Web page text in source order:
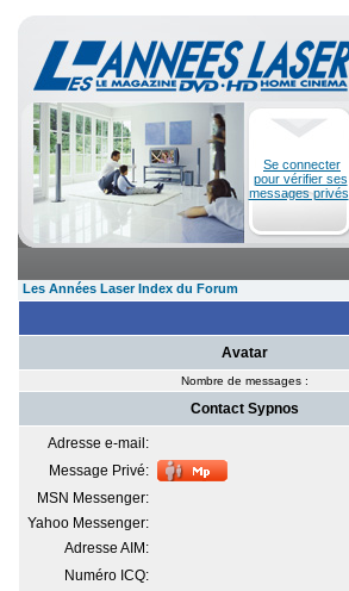
Se connecter
pour vérifier ses
messages privés
Les Années Laser Index du Forum
Avatar
Nombre de messages :
Contact Sypnos
Adresse e-mail:
Message Privé:
MSN Messenger:
Yahoo Messenger:
Adresse AIM:
Numéro ICQ: